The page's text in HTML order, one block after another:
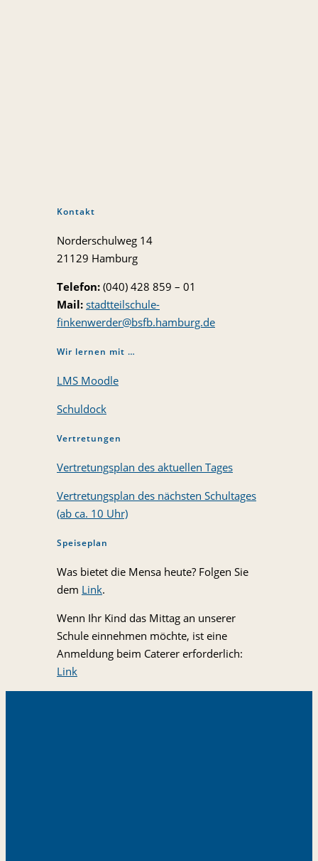
Kontakt
Norderschulweg 14
21129 Hamburg
Telefon: (040) 428 859 – 01
Mail: stadtteilschule-
finkenwerder@bsfb.hamburg.de
Wir lernen mit …
LMS Moodle
Schuldock
Vertretungen
Vertretungsplan des aktuellen Tages
Vertretungsplan des nächsten Schultages
(ab ca. 10 Uhr)
Speiseplan
Was bietet die Mensa heute? Folgen Sie
dem Link.
Wenn Ihr Kind das Mittag an unserer
Schule einnehmen möchte, ist eine
Anmeldung beim Caterer erforderlich:
Link